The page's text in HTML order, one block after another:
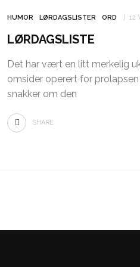
HUMOR LØRDAGSLISTER ORD 12
LØRDAGSLISTE
Det har vært en litt merkelig
omsider operert for prolapsen
snakker om den
SHARE